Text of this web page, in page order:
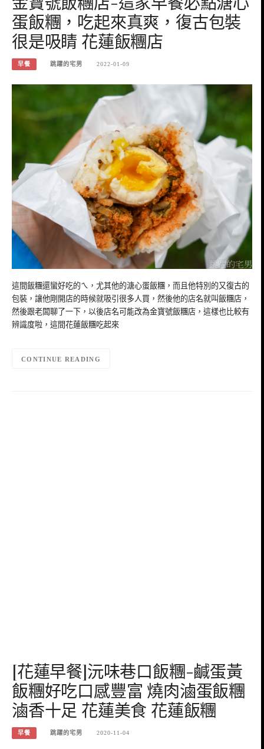
蛋飯糰，吃起來真爽，復古包裝
很是吸睛 花蓮飯糰店
早餐 跳躍的宅男 2022-01-09
這間飯糰還蠻好吃的ㄟ，尤其他的溏心蛋飯糰，而且他特別的又復古的
包裝，讓他剛開店的時候就吸引很多人買，然後他的店名就叫飯糰店，
然後跟老闆聊了一下，以後店名可能改為金寶號飯糰店，這樣也比較有
辨識度啦，這間花蓮飯糰吃起來
CONTINUE READING
[花蓮早餐]沅味巷口飯糰-鹹蛋黃
飯糰好吃口感豐富 燒肉滷蛋飯糰
滷香十足 花蓮美食 花蓮飯糰
早餐 跳躍的宅男 2020-11-04